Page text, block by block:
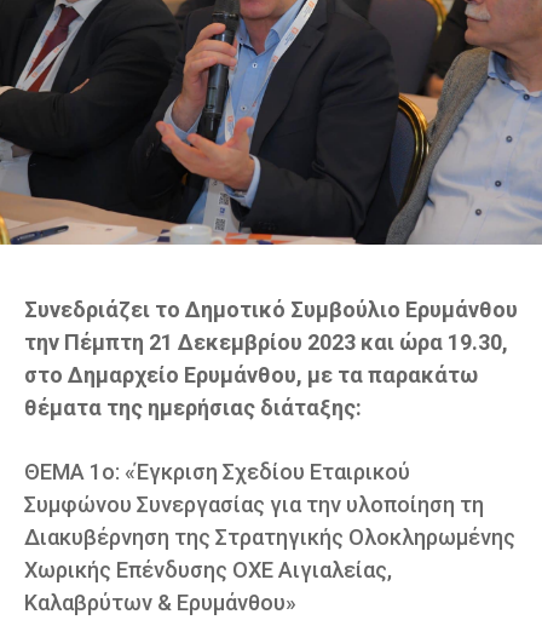
Συνεδριάζει το Δημοτικό Συμβούλιο Ερυμάνθου
την Πέμπτη 21 Δεκεμβρίου 2023 και ώρα 19.30,
στο Δημαρχείο Ερυμάνθου, με τα παρακάτω
θέματα της ημερήσιας διάταξης:
ΘΕΜΑ 1ο: «Έγκριση Σχεδίου Εταιρικού
Συμφώνου Συνεργασίας για την υλοποίηση τη
Διακυβέρνηση της Στρατηγικής Ολοκληρωμένης
Χωρικής Επένδυσης ΟΧΕ Αιγιαλείας,
Καλαβρύτων & Ερυμάνθου»